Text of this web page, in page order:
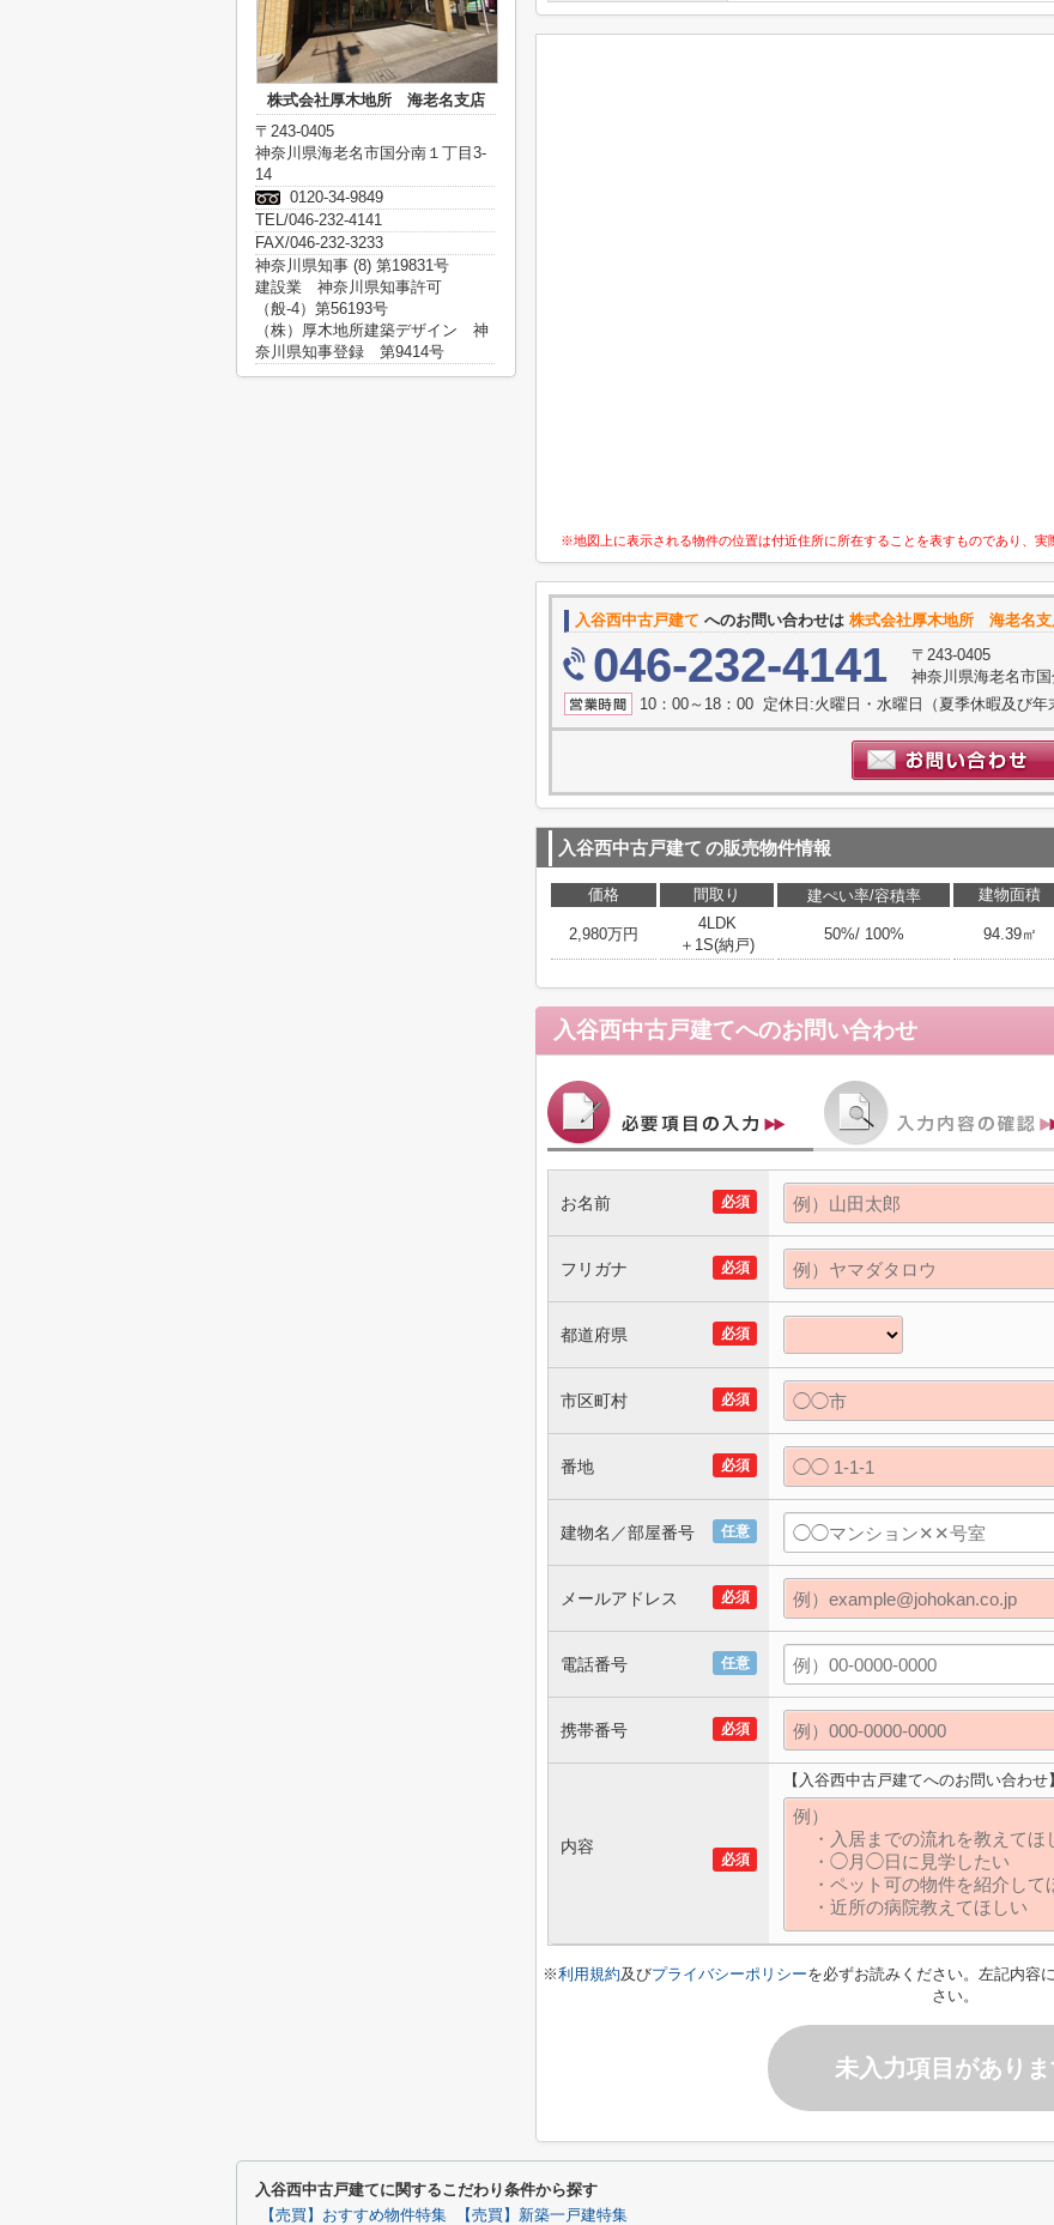
※地図上に表示される物件の位置は付近住所に所在することを表すものであり、実
入谷西中古戸建て へのお問い合わせは 株式会社厚木地所 海老名支
046-232-4141
〒243-0405
神奈川県海老名市
10：00～18：00 定休日:火曜日・水曜日（夏季休暇及び年
入谷西中古戸建て の販売物件情報
価格 間取り 建ぺい率/容積率 建物面積
2,980万円
4LDK
＋1S(納戸)
50%/ 100% 94.39㎡
入谷西中古戸建てへのお問い合わせ
必須
お名前
必須
フリガナ
必須
都道府県
必須
市区町村
必須
番地
任意
建物名／部屋番号
必須
メールアドレス
任意
電話番号
必須
携帯番号
必須
内容
【入谷西中古戸建てへのお問い合わせ】
※利用規約及びプライバシーポリシーを必ずお読みください。左記内容
さい。
未入力項目があり
株式会社厚木地所 海老名支店
〒243-0405
神奈川県海老名市国分南１丁目3-
14
0120-34-9849
TEL/046-232-4141
FAX/046-232-3233
神奈川県知事 (8) 第19831号
建設業 神奈川県知事許可
（般-4）第56193号
（株）厚木地所建築デザイン 神
奈川県知事登録 第9414号
入谷西中古戸建てに関するこだわり条件から探す
【売買】おすすめ物件特集 【売買】新築一戸建特集